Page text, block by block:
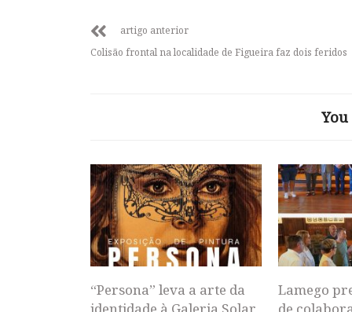
artigo anterior
Colisão frontal na localidade de Figueira faz dois feridos
“Persona” leva a arte da
Lamego